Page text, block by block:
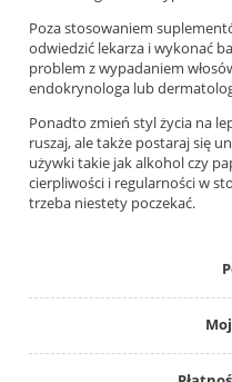
Poza stosowaniem
odwiedzić lekarza i wykonać
problem z wypadaniem
endokrynologa lub
Ponadto zmień styl życia na
ruszaj, ale także postaraj się
używki takie jak alkohol czy
cierpliwości i regularności w
trzeba niestety poczekać.